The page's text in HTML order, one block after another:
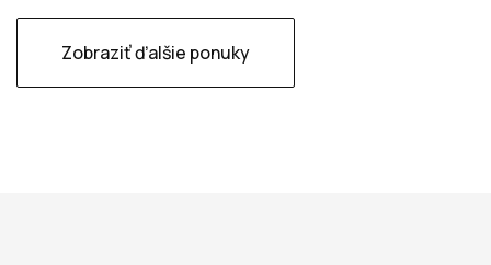
Zobraziť ďalšie ponuky